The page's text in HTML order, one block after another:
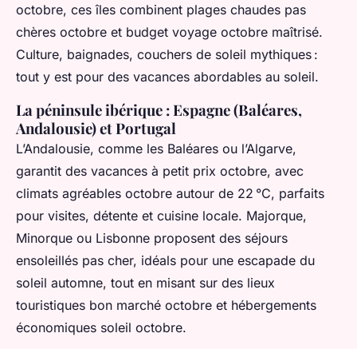
octobre, ces îles combinent plages chaudes pas
chères octobre et budget voyage octobre maîtrisé.
Culture, baignades, couchers de soleil mythiques :
tout y est pour des vacances abordables au soleil.
La péninsule ibérique : Espagne (Baléares,
Andalousie) et Portugal
L’Andalousie, comme les Baléares ou l’Algarve,
garantit des vacances à petit prix octobre, avec
climats agréables octobre autour de 22 °C, parfaits
pour visites, détente et cuisine locale. Majorque,
Minorque ou Lisbonne proposent des séjours
ensoleillés pas cher, idéals pour une escapade du
soleil automne, tout en misant sur des lieux
touristiques bon marché octobre et hébergements
économiques soleil octobre.